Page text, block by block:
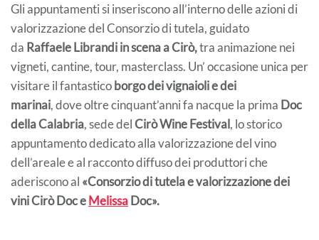
Gli appuntamenti si inseriscono all’interno delle azioni di
valorizzazione del Consorzio di tutela, guidato
da Raffaele Librandi in scena a Cirò,tra animazione nei
vigneti, cantine, tour, masterclass. Un’ occasione unica per
visitare il fantasticoborgo dei vignaioli e dei
marinai, dove oltre cinquant’anni fa nacque la prima Doc
della Calabria, sede delCirò Wine Festival, lo storico
appuntamento dedicato alla valorizzazione del vino
dell’areale e al racconto diffuso dei produttori che
aderiscono al «Consorzio di tutela e valorizzazione dei
vini Cirò Doc eMelissaDoc».